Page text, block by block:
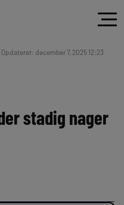
december 7, 2025 12:23
stadig nager